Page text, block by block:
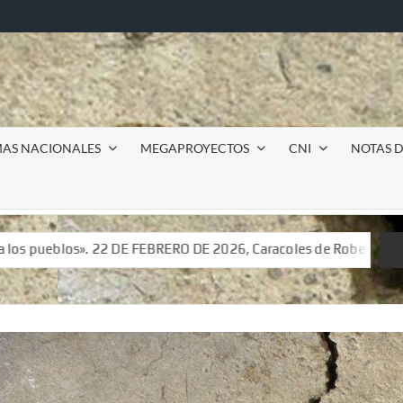
NACIONALES MEGAPROYECTOS CNI NOTAS
DE 2026, Caracoles de Roberto Barrios, La Unión, Jacinto
DE 2026, Caracoles de Roberto Barrios, La Unión, Jacinto